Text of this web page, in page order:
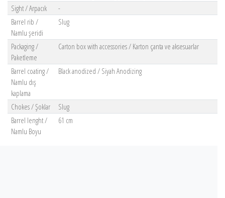
Sight / Arpacık
-
Barrel rib /
Namlu şeridi
Slug
Packaging /
Paketleme
Carton box with accessories / Karton çanta ve aksesuarlar
Barrel coating /
Namlu dış
kaplama
Black anodized / Siyah Anodizing
Chokes / Şoklar
Slug
Barrel lenght /
Namlu Boyu
61 cm